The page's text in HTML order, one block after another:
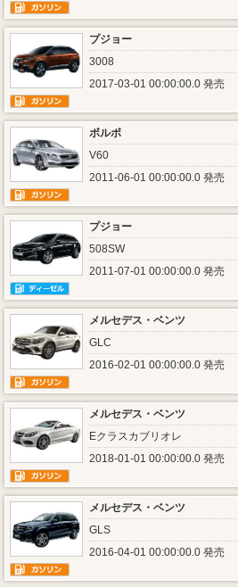
プジョー
3008
2017-03-01 00:00:00.0 発売
ボルボ
V60
2011-06-01 00:00:00.0 発売
プジョー
508SW
2011-07-01 00:00:00.0 発売
メルセデス・ベンツ
GLC
2016-02-01 00:00:00.0 発売
メルセデス・ベンツ
Eクラスカブリオレ
2018-01-01 00:00:00.0 発売
メルセデス・ベンツ
GLS
2016-04-01 00:00:00.0 発売